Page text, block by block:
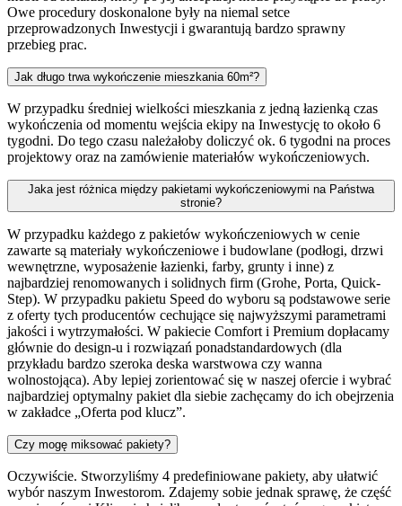
Owe procedury doskonalone były na niemal setce
przeprowadzonych Inwestycji i gwarantują bardzo sprawny
przebieg prac.
Jak długo trwa wykończenie mieszkania 60m²?
W przypadku średniej wielkości mieszkania z jedną łazienką czas
wykończenia od momentu wejścia ekipy na Inwestycję to około 6
tygodni. Do tego czasu należałoby doliczyć ok. 6 tygodni na proces
projektowy oraz na zamówienie materiałów wykończeniowych.
Jaka jest różnica między pakietami wykończeniowymi na Państwa
stronie?
W przypadku każdego z pakietów wykończeniowych w cenie
zawarte są materiały wykończeniowe i budowlane (podłogi, drzwi
wewnętrzne, wyposażenie łazienki, farby, grunty i inne) z
najbardziej renomowanych i solidnych firm (Grohe, Porta, Quick-
Step). W przypadku pakietu Speed do wyboru są podstawowe serie
z oferty tych producentów cechujące się najwyższymi parametrami
jakości i wytrzymałości. W pakiecie Comfort i Premium dopłacamy
głównie do design-u i rozwiązań ponadstandardowych (dla
przykładu bardzo szeroka deska warstwowa czy wanna
wolnostojąca). Aby lepiej zorientować się w naszej ofercie i wybrać
najbardziej optymalny pakiet dla siebie zachęcamy do ich obejrzenia
w zakładce „Oferta pod klucz”.
Czy mogę miksować pakiety?
Oczywiście. Stworzyliśmy 4 predefiniowane pakiety, aby ułatwić
wybór naszym Inwestorom. Zdajemy sobie jednak sprawę, że część